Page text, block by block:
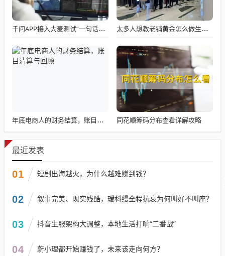
千问APP接入大麦测试“一句话买电影票” 太多人想教老铺黄金怎么做生意了
年底电商人的财务结算，账目清算与回顾 同花顺筹码分布查看详解攻略
最近发表
01 短剧出海越火，为什么越难赚到钱？
02 叙事完美、现实残酷，瑷科缦全程抗衰为何叫好不叫座？
03 抖音生服架构大调整，本地生活打响“二番战”
04 蔚小理都开始赚钱了，未来该走向何方？